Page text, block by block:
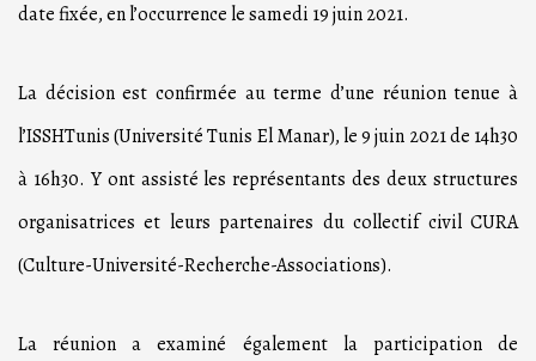
date fixée, en l’occurrence le samedi 19 juin 2021.
La décision est confirmée au terme d’une réunion tenue à
l’ISSHTunis (Université Tunis El Manar), le 9 juin 2021 de 14h30
à 16h30. Y ont assisté les représentants des deux structures
organisatrices et leurs partenaires du collectif civil CURA
(Culture-Université-Recherche-Associations).
La réunion a examiné également la participation de